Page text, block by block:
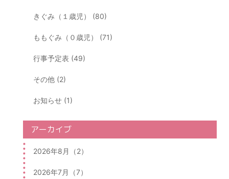
きぐみ（１歳児） (80)
ももぐみ（０歳児） (71)
行事予定表 (49)
その他 (2)
お知らせ (1)
アーカイブ
2026年8月（2）
2026年7月（7）